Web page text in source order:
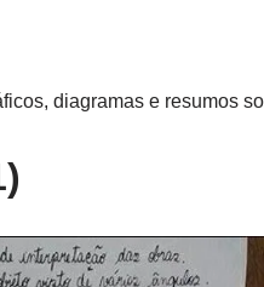
diagramas e resumos